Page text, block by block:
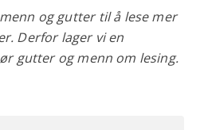
og gutter til å lese mer
Derfor lager vi en
gutter og menn om lesing.